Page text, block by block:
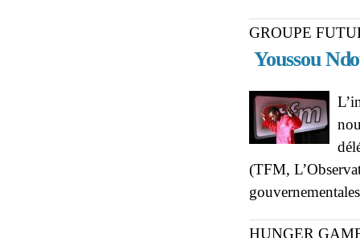
GROUPE
Youssou
(TFM,
HUNGER